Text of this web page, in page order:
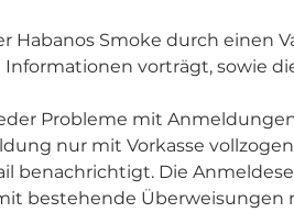
Habanos Smoke durch einen
vorträgt, sowie
Probleme mit
nur mit Vorkasse
benachrichtigt. Die
bestehende